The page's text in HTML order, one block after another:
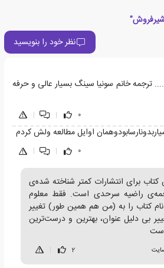
شیرفروش"
نظر خود را بنویسید
ترجمه خانم سونیا سینگ بسیار عالی و حرفه
0
|
|
اوایل مطالعه ولش کردم
0
|
|
کتاب برای انتشارات کمتر شناخته شده‌ی
راضیه سرحدی است. فقط معلوم
کتاب را به (من هم همین طور) تغییر
بی دلیل عنوان، بهترین و درست‌ترین
2